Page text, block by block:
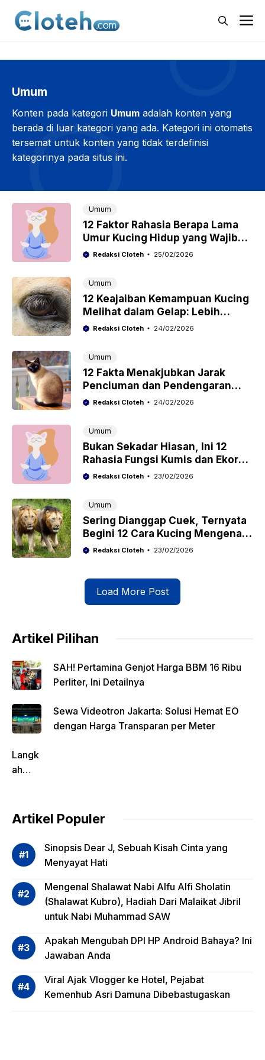
Umum
Konten pada kategori Umum adalah konten yang
berada di luar kategori yang ada. Kategori ini otomatis
tersemat untuk konten yang tidak terdefinisi
kategorinya pada situs ini.
Umum
12 Faktor Rahasia Berapa Lama
Umur Kucing Hidup yang Wajib
Diketahui Pemilik Anabul
Redaksi Cloteh 25/02/2026
Umum
12 Keajaiban Kemampuan Kucing
Melihat dalam Gelap: Lebih
Canggih dari Kacamata Night
Redaksi Cloteh 24/02/2026
Umum
12 Fakta Menakjubkan Jarak
Penciuman dan Pendengaran
Kucing yang Melebihi Ekspektasi
Redaksi Cloteh 24/02/2026
Umum
Bukan Sekadar Hiasan, Ini 12
Rahasia Fungsi Kumis dan Ekor
Kucing yang Jarang Diketahui
Redaksi Cloteh 23/02/2026
Umum
Sering Dianggap Cuek, Ternyata
Begini 12 Cara Kucing Mengenali
Pemiliknya yang Jarang Disadari
Redaksi Cloteh 23/02/2026
Load More Post
Artikel Pilihan
SAH! Pertamina Genjot Harga BBM 16 Ribu
Perliter, Ini Detailnya
Sewa Videotron Jakarta: Solusi Hemat EO
dengan Harga Transparan per Meter
Langk
ah
dalam
si
Risiko
asi
Reksa
Saja?
Artikel Populer
Sinopsis Dear J, Sebuah Kisah Cinta yang
Menyayat Hati
Mengenal Shalawat Nabi Alfu Alfi Sholatin
(Shalawat Kubro), Hadiah Dari Malaikat Jibril
untuk Nabi Muhammad SAW
Apakah Mengubah DPI HP Android Bahaya? Ini
Jawaban Anda
Viral Ajak Vlogger ke Hotel, Pejabat
Kemenhub Asri Damuna Dibebastugaskan